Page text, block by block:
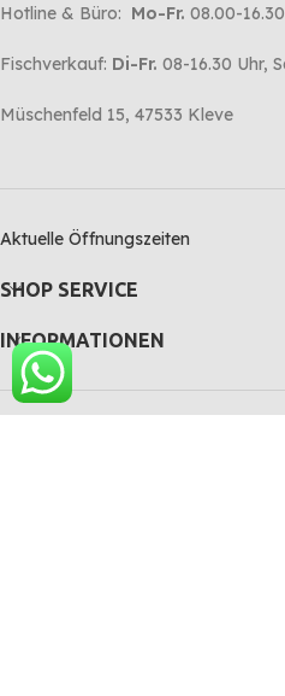
Hotline & Büro: Mo-Fr. 08.00-
Fischverkauf: Di-Fr. 08-16.30 Uhr,
Müschenfeld 15, 47533 Kleve
Aktuelle Öffnungszeiten
SHOP SERVICE
INFORMATIONEN